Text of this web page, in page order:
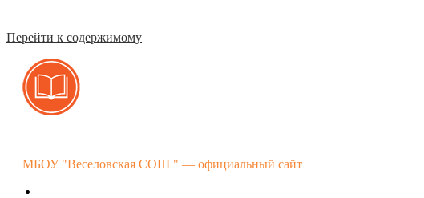
Перейти к содержимому
МБОУ "Веселовская СОШ " — официальный сайт